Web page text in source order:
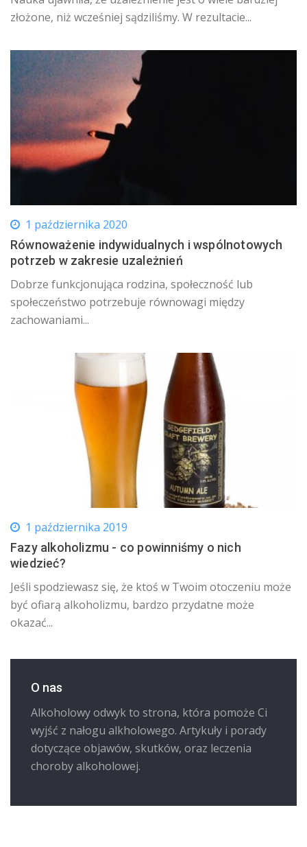
złożone, niż wcześniej sądziliśmy. W rezultacie...
1 października 2020
Równoważenie indywidualnych i wspólnotowych
potrzeb w zakresie uzależnień
Dobrze funkcjonująca rodzina, społeczność lub
społeczeństwo potrzebuje równowagi między
zachowaniami...
1 października 2019
Fazy alkoholizmu - co powinniśmy o nich
wiedzieć?
Jeśli spodziewasz się, że ktoś w Twoim otoczeniu może
być ofiarą alkoholizmu, bardzo przydatne może
okazać...
O nas
Alkoholowy odwyk to strona, która pomoże Ci
wyjść z nałogu alkholowego. Artykuły i porady
dotyczące objawów, skutków, oraz leczenia
choroby alkoholowej.